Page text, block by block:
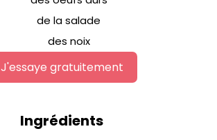
de la salade
des noix
J'essaye gratuitement
Ingrédients